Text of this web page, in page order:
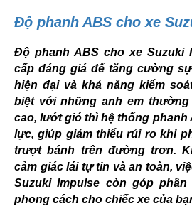
Độ phanh ABS cho xe
Độ phanh ABS cho xe Suzuki
cấp đáng giá để tăng cường
hiện đại và khả năng kiểm
biệt với những anh em
cao, lướt gió thì hệ thống phanh
lực, giúp giảm thiểu rủi ro khi
trượt bánh trên đường trơn.
cảm giác lái tự tin và an toàn,
Suzuki Impulse còn góp
phong cách cho chiếc xe của